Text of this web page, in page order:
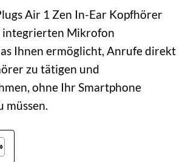
Air 1 Zen In-Ear Kopfhörer
integrierten Mikrofon
Ihnen ermöglicht, Anrufe direkt
zu tätigen und
ohne Ihr Smartphone
müssen.